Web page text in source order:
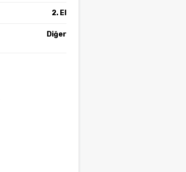
2. El
Diğer